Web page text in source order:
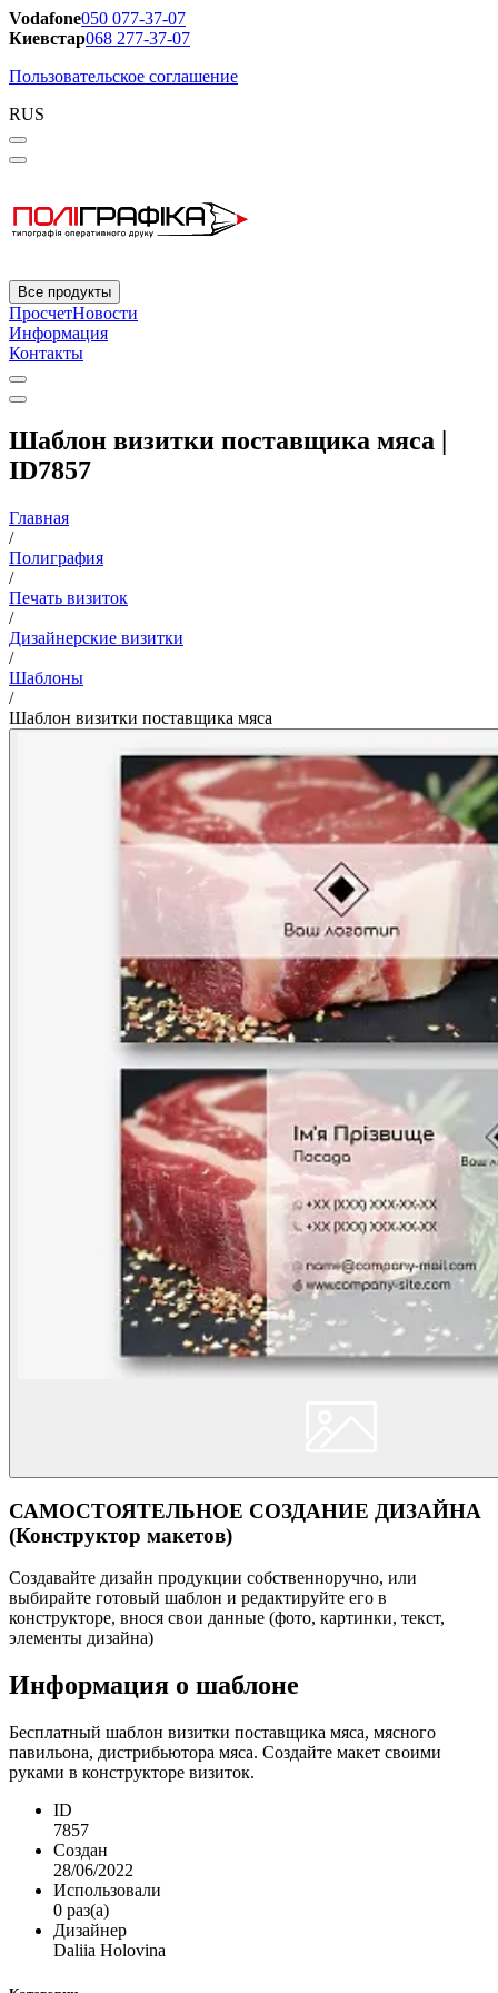
Vodafone050 077-37-07
Киевстар068 277-37-07
Пользовательское соглашение
RUS
Все продукты
ПросчетНовости
Информация
Контакты
Шаблон визитки поставщика мяса |
ID7857
Главная
/
Полиграфия
/
Печать визиток
/
Дизайнерские визитки
/
Шаблоны
/
Шаблон визитки поставщика мяса
САМОСТОЯТЕЛЬНОЕ СОЗДАНИЕ ДИЗАЙНА
(Конструктор макетов)
Создавайте дизайн продукции собственноручно, или
выбирайте готовый шаблон и редактируйте его в
конструкторе, внося свои данные (фото, картинки, текст,
элементы дизайна)
Информация о шаблоне
Бесплатный шаблон визитки поставщика мяса, мясного
павильона, дистрибьютора мяса. Создайте макет своими
руками в конструкторе визиток.
ID
7857
Создан
28/06/2022
Использовали
0 раз(а)
Дизайнер
Daliia Holovina